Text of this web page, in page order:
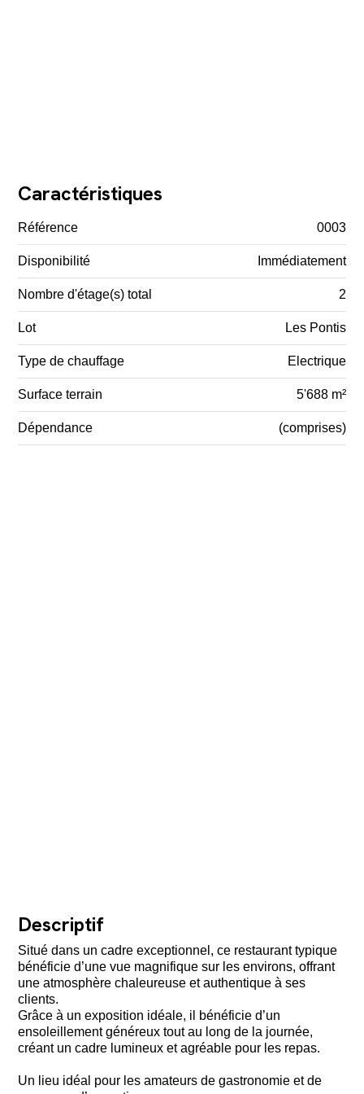
Caractéristiques
Référence 0003
Disponibilité Immédiatement
Nombre d'étage(s) total 2
Lot Les Pontis
Type de chauffage Electrique
Surface terrain 5'688 m²
Dépendance (comprises)
Descriptif
Situé dans un cadre exceptionnel, ce restaurant typique
bénéficie d’une vue magnifique sur les environs, offrant
une atmosphère chaleureuse et authentique à ses
clients.
Grâce à un exposition idéale, il bénéficie d’un
ensoleillement généreux tout au long de la journée,
créant un cadre lumineux et agréable pour les repas.
Un lieu idéal pour les amateurs de gastronomie et de